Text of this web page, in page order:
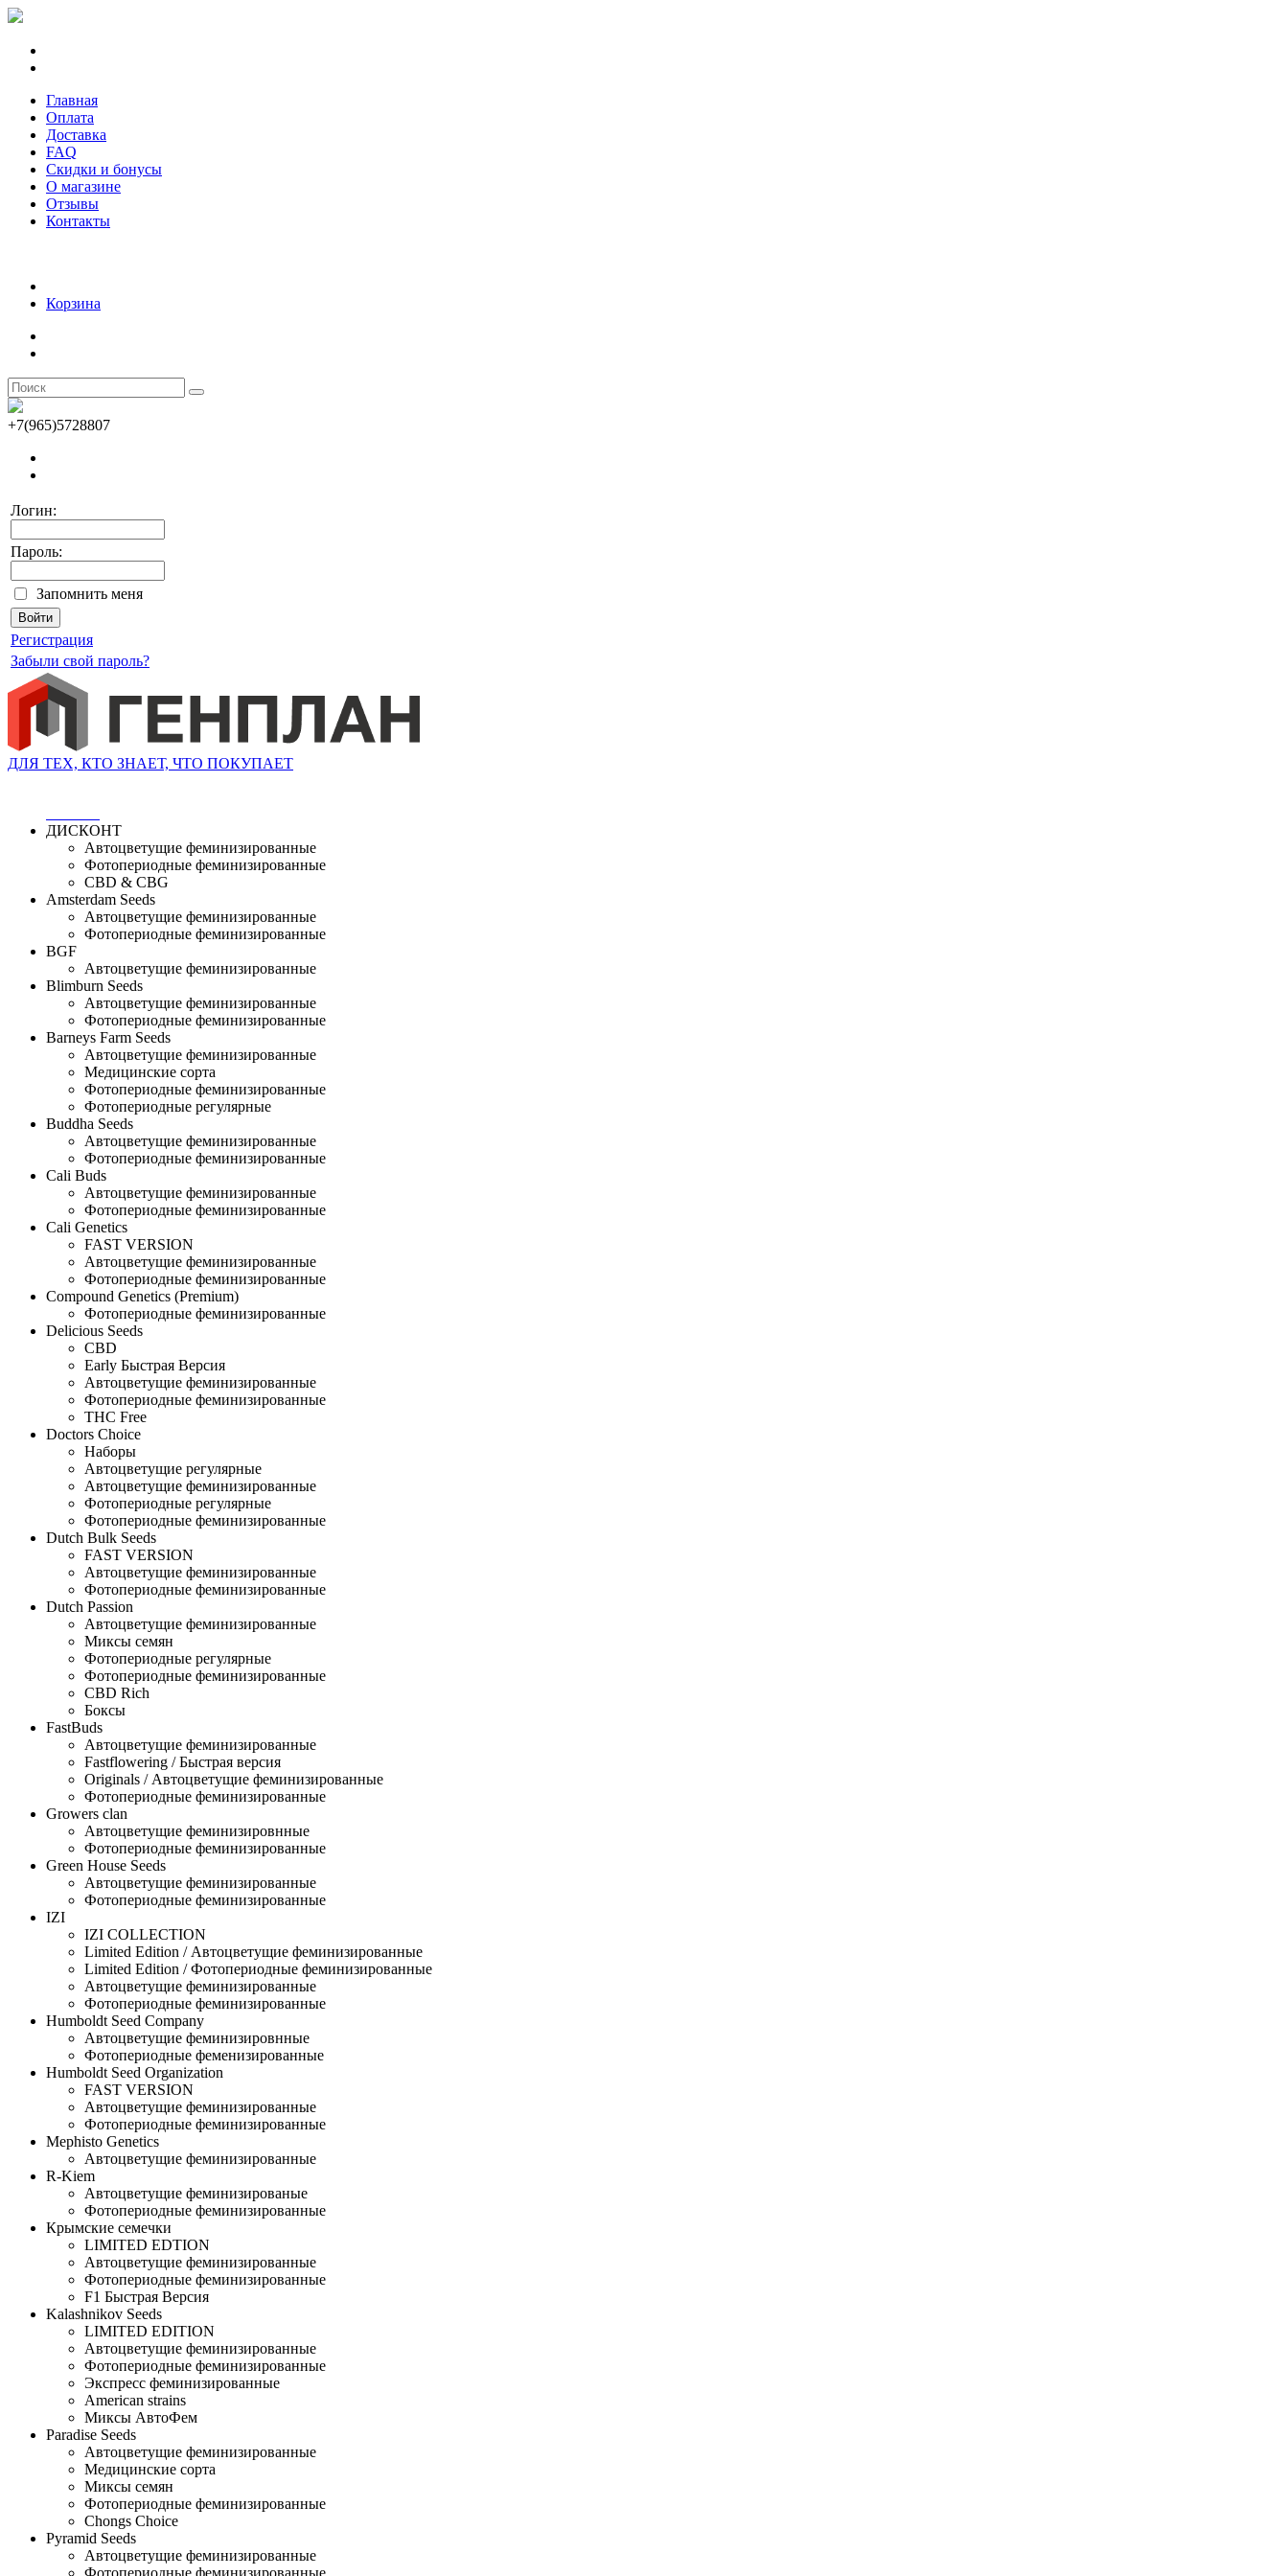
Главная
Оплата
Доставка
FAQ
Скидки и бонусы
О магазине
Отзывы
Контакты
Корзина
+7(965)5728807
Логин:
Пароль:
Запомнить меня
Регистрация
Забыли свой пароль?
ДЛЯ ТЕХ, КТО ЗНАЕТ, ЧТО ПОКУПАЕТ
ДИСКОНТ
Автоцветущие феминизированные
Фотопериодные феминизированные
CBD & CBG
Amsterdam Seeds
Автоцветущие феминизированные
Фотопериодные феминизированные
BGF
Автоцветущие феминизированные
Blimburn Seeds
Автоцветущие феминизированные
Фотопериодные феминизированные
Barneys Farm Seeds
Автоцветущие феминизированные
Медицинские сорта
Фотопериодные феминизированные
Фотопериодные регулярные
Buddha Seeds
Автоцветущие феминизированные
Фотопериодные феминизированные
Cali Buds
Автоцветущие феминизированные
Фотопериодные феминизированные
Cali Genetics
FAST VERSION
Автоцветущие феминизированные
Фотопериодные феминизированные
Compound Genetics (Premium)
Фотопериодные феминизированные
Delicious Seeds
CBD
Early Быстрая Версия
Автоцветущие феминизированные
Фотопериодные феминизированные
THC Free
Doctors Choice
Наборы
Автоцветущие регулярные
Автоцветущие феминизированные
Фотопериодные регулярные
Фотопериодные феминизированные
Dutch Bulk Seeds
FAST VERSION
Автоцветущие феминизированные
Фотопериодные феминизированные
Dutch Passion
Автоцветущие феминизированные
Миксы семян
Фотопериодные регулярные
Фотопериодные феминизированные
CBD Rich
Боксы
FastBuds
Автоцветущие феминизированные
Fastflowering / Быстрая версия
Originals / Автоцветущие феминизированные
Фотопериодные феминизированные
Growers clan
Автоцветущие феминизировнные
Фотопериодные феминизированные
Green House Seeds
Автоцветущие феминизированные
Фотопериодные феминизированные
IZI
IZI COLLECTION
Limited Edition / Автоцветущие феминизированные
Limited Edition / Фотопериодные феминизированные
Автоцветущие феминизированные
Фотопериодные феминизированные
Humboldt Seed Company
Автоцветущие феминизировнные
Фотопериодные феменизированные
Humboldt Seed Organization
FAST VERSION
Автоцветущие феминизированные
Фотопериодные феминизированные
Mephisto Genetics
Автоцветущие феминизированные
R-Kiem
Автоцветущие феминизированые
Фотопериодные феминизированные
Крымские семечки
LIMITED EDTION
Автоцветущие феминизированные
Фотопериодные феминизированные
F1 Быстрая Версия
Kalashnikov Seeds
LIMITED EDITION
Автоцветущие феминизированные
Фотопериодные феминизированные
Экспресс феминизированные
American strains
Миксы АвтоФем
Paradise Seeds
Автоцветущие феминизированные
Медицинские сорта
Миксы семян
Фотопериодные феминизированные
Chongs Choice
Pyramid Seeds
Автоцветущие феминизированные
Фотопериодные феминизированные